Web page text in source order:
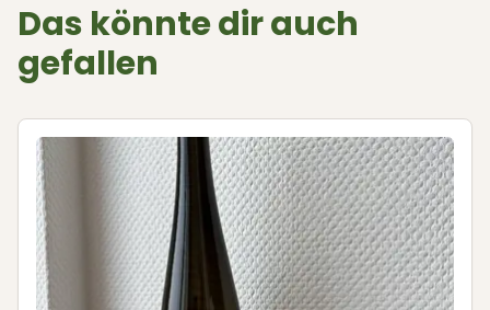
Das könnte dir auch
gefallen